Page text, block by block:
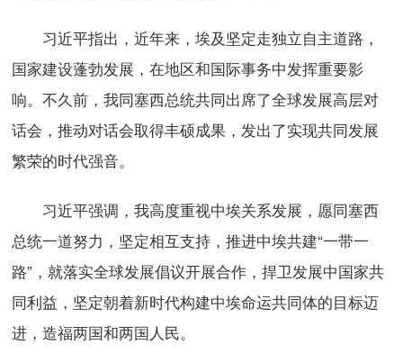
习近平指出，近年来，埃及坚定走独立自主道路，
国家建设蓬勃发展，在地区和国际事务中发挥重要影
响。不久前，我同塞西总统共同出席了全球发展高层对
话会，推动对话会取得丰硕成果，发出了实现共同发展
繁荣的时代强音。
习近平强调，我高度重视中埃关系发展，愿同塞西
总统一道努力，坚定相互支持，推进中埃共建“一带一
路”，就落实全球发展倡议开展合作，捍卫发展中国家共
同利益，坚定朝着新时代构建中埃命运共同体的目标迈
进，造福两国和两国人民。